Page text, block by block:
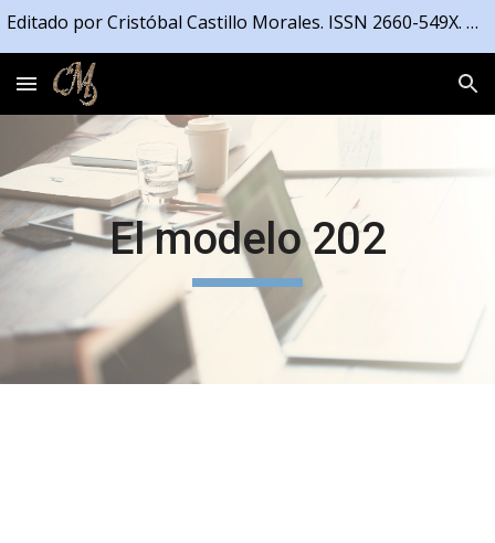
Editado por Cristóbal Castillo Morales. ISSN 2660-549X. Registrado en la Propiedad Intelectual de la Junta de Andalucía número 04/2021/4191
El modelo 202